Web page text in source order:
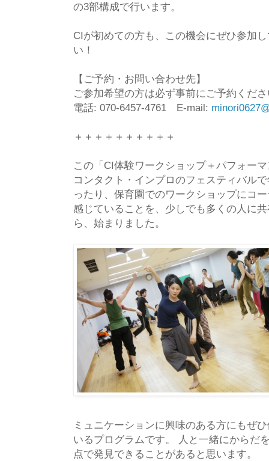
の3部構成で行います。
CIが初めての方も、この機会にぜひ参加
い！
【ご予約・お問い合わせ先】
ご参加希望の方は必ず事前にご予約くだ
電話: 070-6457-4761 E-mail:
＋＋＋＋＋＋＋＋＋＋
この「CI体験ワークショップ＋パフォー
コンタクト・インプロのフェスティバル
ったり、保育園でのワークショップにコ
感じていることを、少しでも多くの人に
ら、始まりました。
ミュニケーションに興味のある方にもぜ
いるプログラムです。 人と一緒にからだ
点で発見できる ことがあると思います。